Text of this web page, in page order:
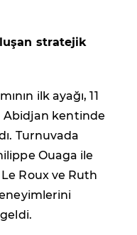
stratejik
ilk ayağı, 11
Abidjan kentinde
Turnuvada
Ouaga ile
Roux ve Ruth